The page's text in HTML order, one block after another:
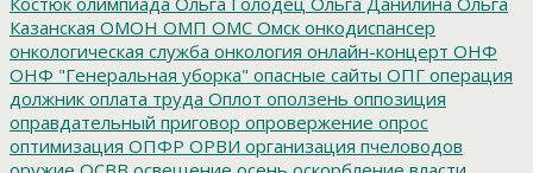
Казанская ОМОН ОМП ОМС Омск онкодиспансер
онкологическая служба онкология онлайн-концерт ОНФ
ОНФ "Генеральная уборка" опасные сайты ОПГ операция
должник оплата труда Оплот оползень оппозиция
оправдательный приговор опровержение опрос
оптимизация ОПФР ОРВИ организация пчеловодов